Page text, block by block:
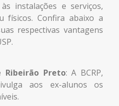
instalações e serviços,
físicos. Confira abaixo a
respectivas vantagens
Ribeirão Preto: A BCRP,
aos ex-alunos os